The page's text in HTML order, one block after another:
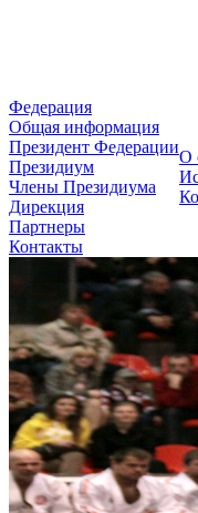
Федерация
Общая информация
Президент Федерации
Президиум
Члены Президиума
Дирекция
Партнеры
Контакты
О